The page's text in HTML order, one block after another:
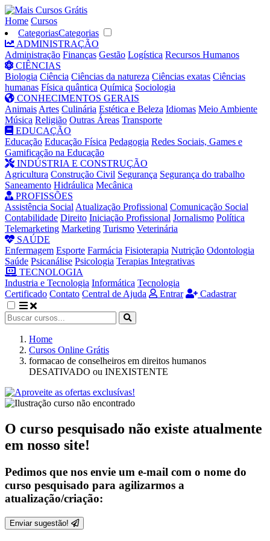
Home Cursos
CategoriasCategorias
ADMINISTRAÇÃO
Administração Finanças Gestão Logística Recursos Humanos
CIÊNCIAS
Biologia Ciência Ciências da natureza Ciências exatas Ciências
humanas Física quântica Química Sociologia
CONHECIMENTOS GERAIS
Animais Artes Culinária Estética e Beleza Idiomas Meio Ambiente
Música Religião Outras Áreas Transporte
EDUCAÇÃO
Educação Educação Física Pedagogia Redes Sociais, Games e
Gamificação na Educação
INDÚSTRIA E CONSTRUÇÃO
Agricultura Construção Civil Segurança Segurança do trabalho
Saneamento Hidráulica Mecânica
PROFISSÕES
Assistência Social Atualização Profissional Comunicação Social
Contabilidade Direito Iniciação Profissional Jornalismo Política
Telemarketing Marketing Turismo Veterinária
SAÚDE
Enfermagem Esporte Farmácia Fisioterapia Nutrição Odontologia
Saúde Psicanálise Psicologia Terapias Integrativas
TECNOLOGIA
Industria e Tecnologia Informática Tecnologia
Certificado Contato Central de Ajuda Entrar Cadastrar
Home
Cursos Online Grátis
formacao de conselheiros em direitos humanos
DESATIVADO ou INEXISTENTE
O curso pesquisado não existe atualmente
em nosso site!
Pedimos que nos envie um e-mail com o nome do
curso pesquisado para agilizarmos a
atualização/criação:
Enviar sugestão!